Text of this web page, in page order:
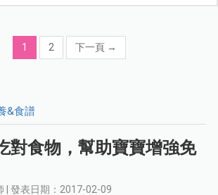
1 2 下一頁 →
&食譜
對食物，幫助寶寶增強免
| 發表日期：2017-02-09